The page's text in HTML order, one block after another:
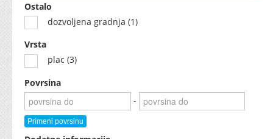
Ostalo
dozvoljena gradnja (1)
Vrsta
plac (3)
Povrsina
-
Primeni povrsinu